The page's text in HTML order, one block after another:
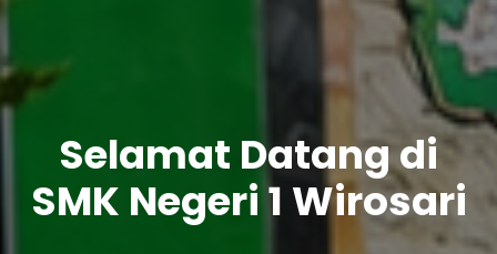
Selamat Datang di
SMK Negeri 1 Wirosari